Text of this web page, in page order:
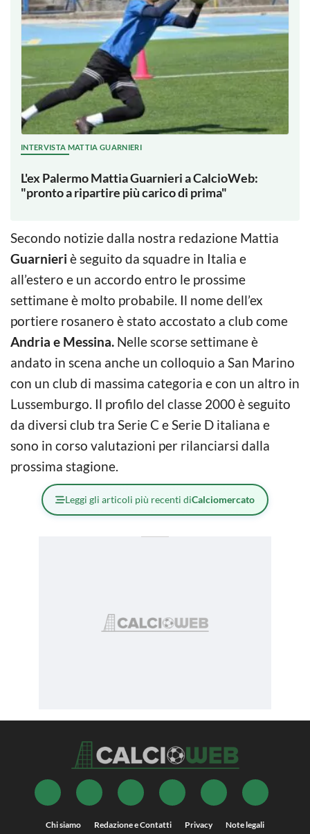
INTERVISTA MATTIA GUARNIERI
L'ex Palermo Mattia Guarnieri a CalcioWeb:
"pronto a ripartire più carico di prima"
Secondo notizie dalla nostra redazione Mattia
Guarnieri è seguito da squadre in Italia e
all’estero e un accordo entro le prossime
settimane è molto probabile. Il nome dell’ex
portiere rosanero è stato accostato a club come
Andria e Messina. Nelle scorse settimane è
andato in scena anche un colloquio a San Marino
con un club di massima categoria e con un altro in
Lussemburgo. Il profilo del classe 2000 è seguito
da diversi club tra Serie C e Serie D italiana e
sono in corso valutazioni per rilanciarsi dalla
prossima stagione.
Leggi gli articoli più recenti diCalciomercato
Chi siamo Redazione e Contatti Privacy Note legali